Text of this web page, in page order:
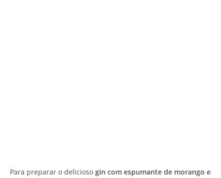
Para preparar o delicioso gin com espumante de morango e